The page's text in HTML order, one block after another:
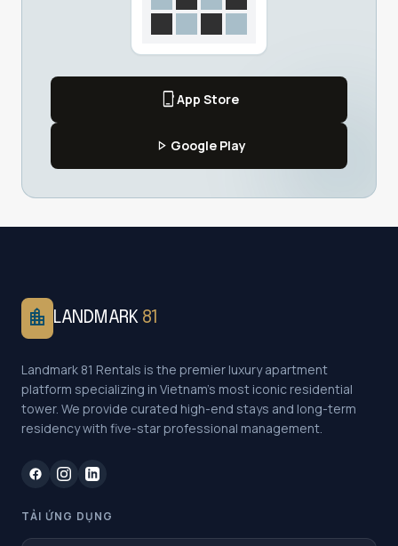
phone_iphoneApp Store
play_arrow Google Play
location_city LANDMARK 81
Landmark 81 Rentals is the premier luxury apartment
platform specializing in Vietnam's most iconic residential
tower. We provide curated high-end stays and long-term
residency with five-star professional management.
TẢI ỨNG DỤNG